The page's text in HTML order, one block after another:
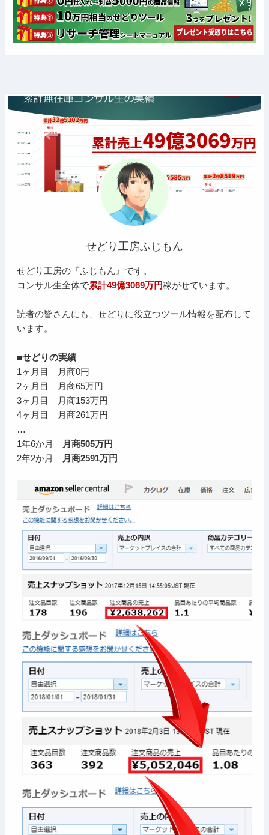
せどり工房ふじもん
せどり工房の『ふじもん』です。
コンサル生全体で累計49億3069万円稼がせています。
読者の皆さんにも、せどりに役立つツール情報を配布して
います。
■せどりの実績
1ヶ月目 月商0円
2ヶ月目 月商65万円
3ヶ月目 月商153万円
4ヶ月目 月商261万円
…
1年6か月
月商505万円
2年2か月
月商2591万円